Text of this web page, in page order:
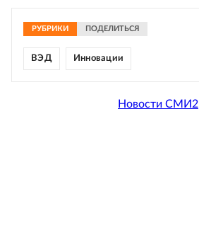
РУБРИКИ ПОДЕЛИТЬСЯ
ВЭД Инновации
Новости СМИ2